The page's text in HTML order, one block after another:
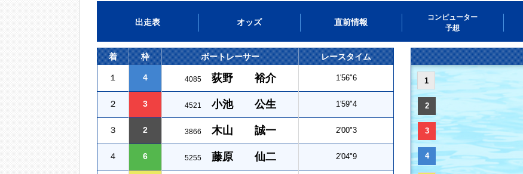
出走表 オッズ 直前情報
コンピューター
予想
着 枠 ボートレーサー レースタイム
１ 4 4085 荻野 裕介 1'56"6
２ 3 4521 小池 公生 1'59"4
３ 2 3866 木山 誠一 2'00"3
４ 6 5255 藤原 仙二 2'04"9
1
2
3
4